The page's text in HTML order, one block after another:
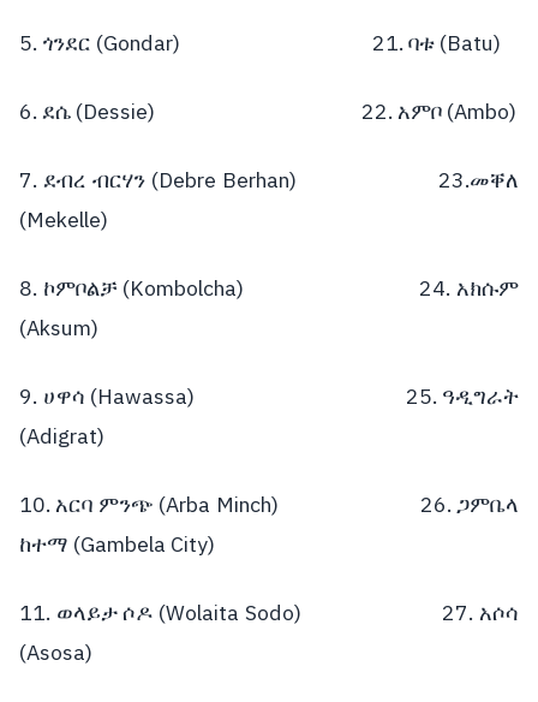
5. ጎንደር (Gondar) 21. ባቱ (Batu)
6. ደሴ (Dessie) 22. አምቦ (Ambo)
7. ደብረ ብርሃን(Debre Berhan) 23.መቐለ
(Mekelle)
8. ኮምቦልቻ (Kombolcha) 24.አክሱም
(Aksum)
9. ሀዋሳ (Hawassa) 25. ዓዲግራት
(Adigrat)
10. አርባ ምንጭ (Arba Minch) 26. ጋምቤላ
ከተማ (Gambela City)
11. ወላይታ ሶዶ (Wolaita Sodo) 27.አሶሳ
(Asosa)